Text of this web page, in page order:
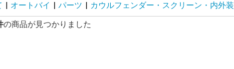
オートバイ パーツ カウルフェンダー・スクリーン・内外装
の商品が見つかりました